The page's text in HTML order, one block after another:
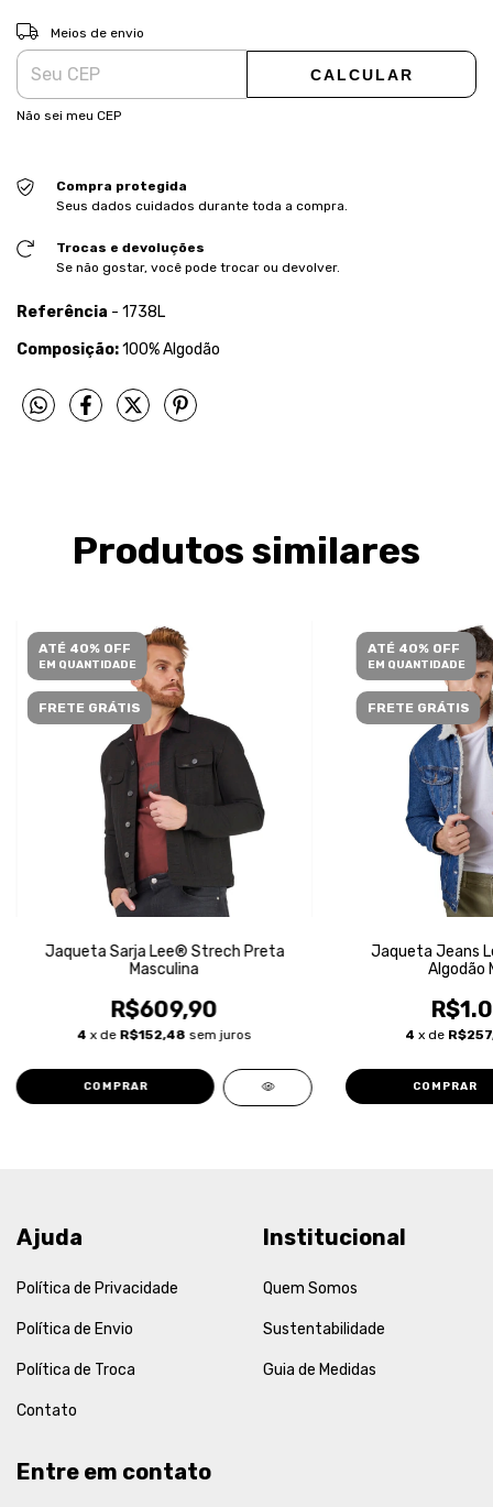
Entregas para o CEP:
Meios de envio
CALCULAR
Não sei meu CEP
Compra protegida
Seus dados cuidados durante toda a compra.
Trocas e devoluções
Se não gostar, você pode trocar ou devolver.
Referência - 1738L
Composição:100% Algodão
Produtos similares
ATÉ 40% OFF
EM QUANTIDADE
FRETE GRÁTIS
Jaqueta Sarja Lee® Strech Preta
Masculina
R$609,90
4 x de R$152,48 sem juros
COMPRAR
ATÉ 40% OFF
EM QUANTIDADE
FRETE GRÁTIS
Jaqueta Jeans
Algodão
4 x de
COMPRAR
Ajuda
Política de Privacidade
Política de Envio
Política de Troca
Contato
Institucional
Quem Somos
Sustentabilidade
Guia de Medidas
Entre em contato